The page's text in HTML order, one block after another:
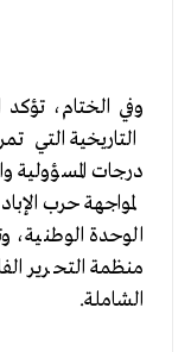
وفي الختام،
التاريخية التي
درجات المسؤولية
لمواجهة حرب
الوحدة الوطنية،
منظمة التحرير
الشاملة.